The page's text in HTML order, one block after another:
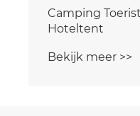
Camping
Hoteltent
Bekijk meer >>